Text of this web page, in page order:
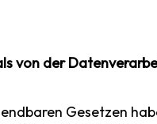
von der
Gesetzen